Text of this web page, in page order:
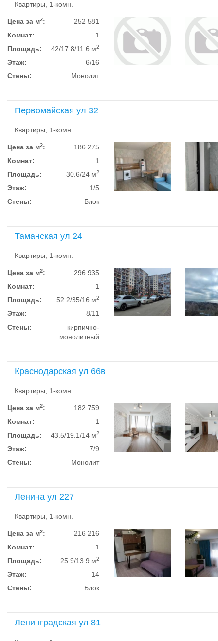
Квартиры, 1-комн.
Цена за м2:
252 581
Комнат:
1
Площадь:
42/17.8/11.6 м2
Этаж:
6/16
Стены:
Монолит
Первомайская ул 32
Квартиры, 1-комн.
Цена за м2:
186 275
Комнат:
1
Площадь:
30.6/24 м2
Этаж:
1/5
Стены:
Блок
Таманская ул 24
Квартиры, 1-комн.
Цена за м2:
296 935
Комнат:
1
Площадь:
52.2/35/16 м2
Этаж:
8/11
Стены:
кирпично-
монолитный
Краснодарская ул 66в
Квартиры, 1-комн.
Цена за м2:
182 759
Комнат:
1
Площадь:
43.5/19.1/14 м2
Этаж:
7/9
Стены:
Монолит
Ленина ул 227
Квартиры, 1-комн.
Цена за м2:
216 216
Комнат:
1
Площадь:
25.9/13.9 м2
Этаж:
14
Стены:
Блок
Ленинградская ул 81